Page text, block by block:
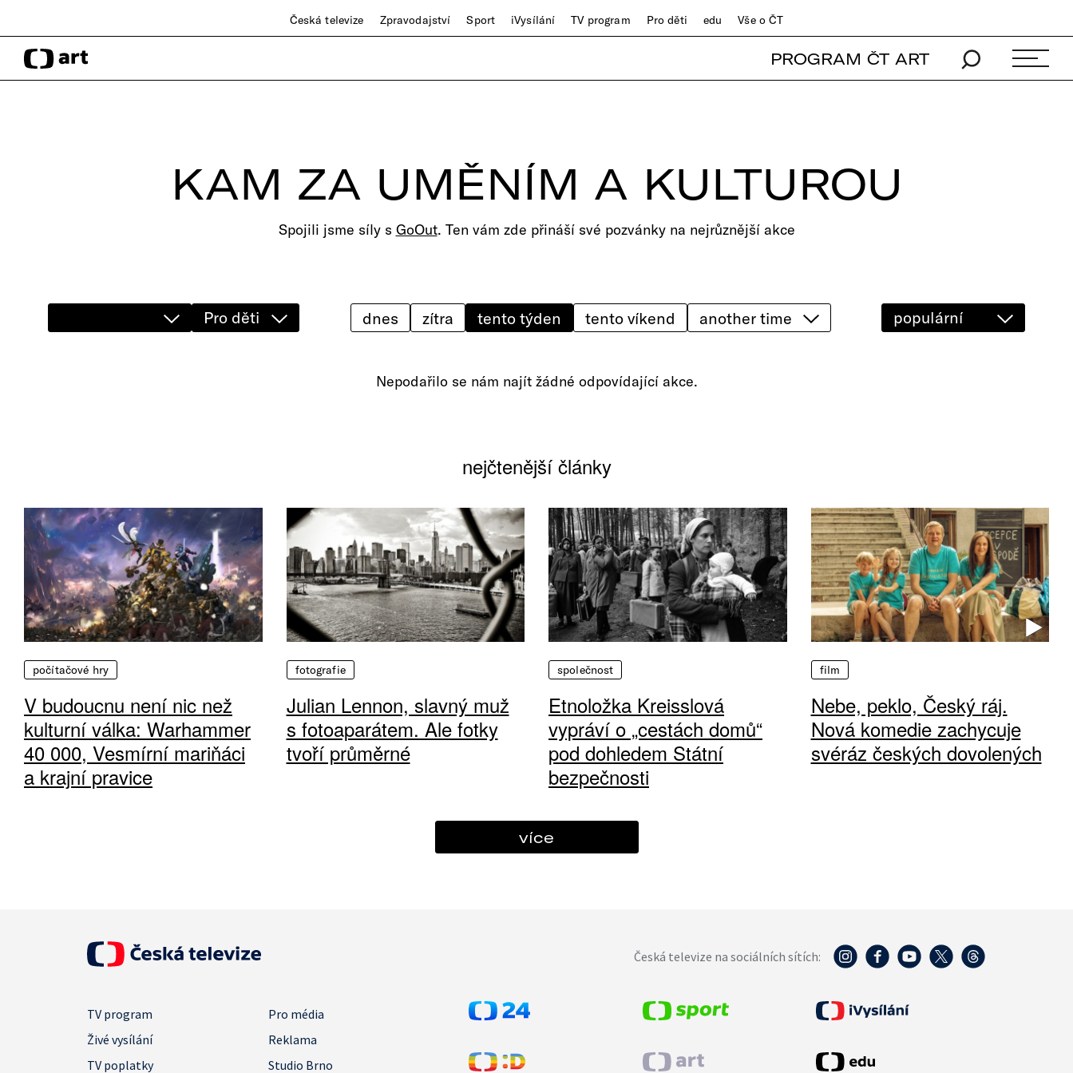
Česká televize Zpravodajství Sport iVysílání TV program Pro děti edu Vše o ČT
PROGRAM ČT ART
KAM ZA UMĚNÍM A KULTUROU
Spojili jsme síly s GoOut. Ten vám zde přináší své pozvánky na nejrůznější akce
Pro děti dnes zítra tento týden tento víkend populární
Nepodařilo se nám najít žádné odpovídající akce.
nejčtenější články
počítačové hry
V budoucnu není nic než
kulturní válka: Warhammer
40 000, Vesmírní mariňáci
a krajní pravice
fotografie
Julian Lennon, slavný muž
s fotoaparátem. Ale fotky
tvoří průměrné
společnost
Etnoložka Kreisslová
vypráví o „cestách domů“
pod dohledem Státní
bezpečnosti
film
Nebe, peklo, Český ráj.
Nová komedie zachycuje
svéráz českých dovolených
více
Česká televize na sociálních sítích:
TV program
Pro média
Živé vysílání
Reklama
TV poplatky
Studio Brno